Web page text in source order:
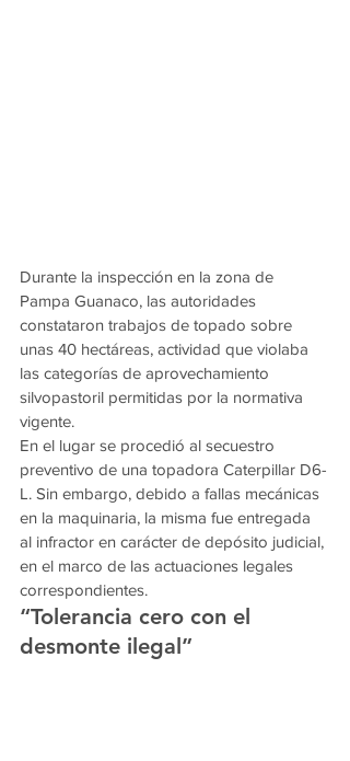
Durante la inspección en la zona de
Pampa Guanaco, las autoridades
constataron trabajos de topado sobre
unas 40 hectáreas, actividad que violaba
las categorías de aprovechamiento
silvopastoril permitidas por la normativa
vigente.
En el lugar se procedió al secuestro
preventivo de una topadora Caterpillar D6-
L. Sin embargo, debido a fallas mecánicas
en la maquinaria, la misma fue entregada
al infractor en carácter de depósito judicial,
en el marco de las actuaciones legales
correspondientes.
“Tolerancia cero con el
desmonte ilegal”